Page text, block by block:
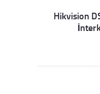
Details
Hikvision